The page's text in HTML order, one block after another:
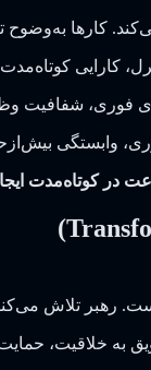
کارها به‌وضوح
کارایی
فوری، شفافیت
وابستگی
در کوتاه‌مدت
رهبر تلاش
به خلاقیت، حمایت